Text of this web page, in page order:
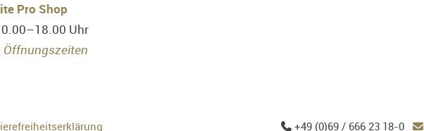
Pro Shop
Uhr
Öffnungszeiten
 +49 (0)69 / 666 23 18-0 